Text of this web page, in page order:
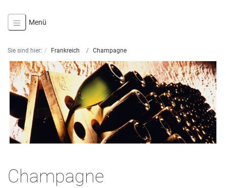
Menü
Sie sind hier: Frankreich Champagne
Champagne